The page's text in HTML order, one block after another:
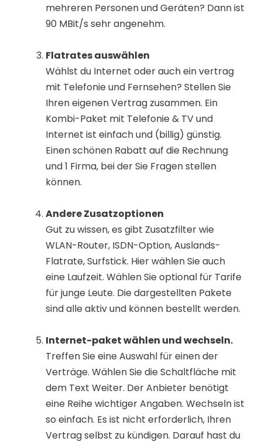
mehreren Personen und Geräten? Dann ist
90 MBit/s sehr angenehm.
Flatrates auswählen
Wählst du Internet oder auch ein vertrag
mit Telefonie und Fernsehen? Stellen Sie
Ihren eigenen Vertrag zusammen. Ein
Kombi-Paket mit Telefonie & TV und
Internet ist einfach und (billig) günstig.
Einen schönen Rabatt auf die Rechnung
und 1 Firma, bei der Sie Fragen stellen
können.
Andere Zusatzoptionen
Gut zu wissen, es gibt Zusatzfilter wie
WLAN-Router, ISDN-Option, Auslands-
Flatrate, Surfstick. Hier wählen Sie auch
eine Laufzeit. Wählen Sie optional für Tarife
für junge Leute. Die dargestellten Pakete
sind alle aktiv und können bestellt werden.
Internet-paket wählen und wechseln.
Treffen Sie eine Auswahl für einen der
Verträge. Wählen Sie die Schaltfläche mit
dem Text Weiter. Der Anbieter benötigt
eine Reihe wichtiger Angaben. Wechseln ist
so einfach. Es ist nicht erforderlich, Ihren
Vertrag selbst zu kündigen. Darauf hast du